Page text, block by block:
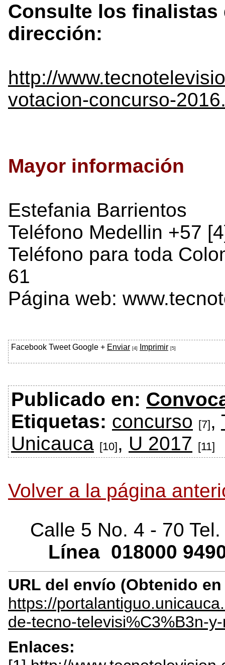
Consulte los finalistas
dirección:
http://
votacion-concurso-
Mayor información
Estefania Barrientos
Teléfono Medellin +57
Teléfono para toda
61
Página web:
Facebook Tweet Google + Enviar [4] Imprimir [5]
Publicado en:
Etiquetas: concurso [7],
Unicauca [10], U 2017 [11]
Volver a la página
Calle 5 No. 4 - 70
Línea 018000
URL del envío (Obtenido
https://
de-tecno-televisi%C3%B3n-
Enlaces: